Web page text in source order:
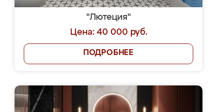
"Лютеция"
Цена: 40 000 руб.
ПОДРОБНЕЕ